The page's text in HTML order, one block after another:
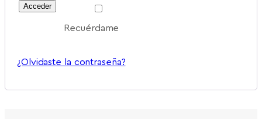
Recuérdame
Acceder
¿Olvidaste la contraseña?